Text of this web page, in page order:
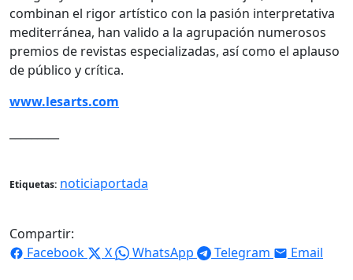
combinan el rigor artístico con la pasión interpretativa
mediterránea, han valido a la agrupación numerosos
premios de revistas especializadas, así como el aplauso
de público y crítica.
www.lesarts.com
Etiquetas: noticiaportada
Compartir:
Facebook
X WhatsApp Telegram Email